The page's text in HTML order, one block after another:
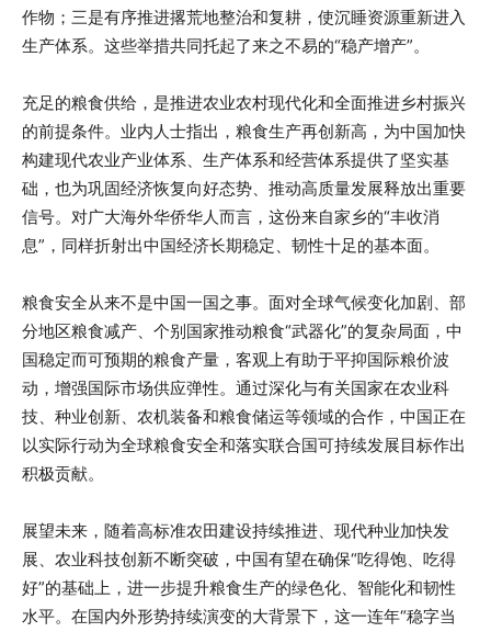
作物；三是有序推进撂荒地整治和复耕，使沉睡资源重新进入
生产体系。这些举措共同托起了来之不易的“稳产增产”。
充足的粮食供给，是推进农业农村现代化和全面推进乡村振兴
的前提条件。业内人士指出，粮食生产再创新高，为中国加快
构建现代农业产业体系、生产体系和经营体系提供了坚实基
础，也为巩固经济恢复向好态势、推动高质量发展释放出重要
信号。对广大海外华侨华人而言，这份来自家乡的“丰收消
息”，同样折射出中国经济长期稳定、韧性十足的基本面。
粮食安全从来不是中国一国之事。面对全球气候变化加剧、部
分地区粮食减产、个别国家推动粮食“武器化”的复杂局面，中
国稳定而可预期的粮食产量，客观上有助于平抑国际粮价波
动，增强国际市场供应弹性。通过深化与有关国家在农业科
技、种业创新、农机装备和粮食储运等领域的合作，中国正在
以实际行动为全球粮食安全和落实联合国可持续发展目标作出
积极贡献。
展望未来，随着高标准农田建设持续推进、现代种业加快发
展、农业科技创新不断突破，中国有望在确保“吃得饱、吃得
好”的基础上，进一步提升粮食生产的绿色化、智能化和韧性
水平。在国内外形势持续演变的大背景下，这一连年“稳字当